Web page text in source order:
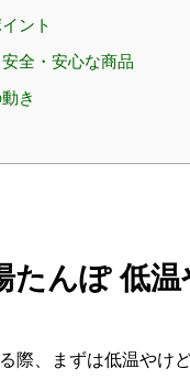
ント
全・安心な商品
き
たんぽ 低
際、まずは低温やけ